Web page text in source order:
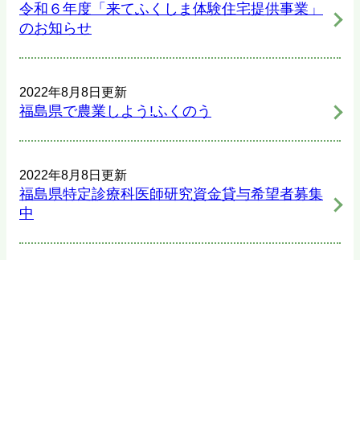
令和６年度「来てふくしま体験住宅提供事業」
のお知らせ
2022年8月8日更新
福島県で農業しよう!ふくのう
2022年8月8日更新
福島県特定診療科医師研究資金貸与希望者募集
中